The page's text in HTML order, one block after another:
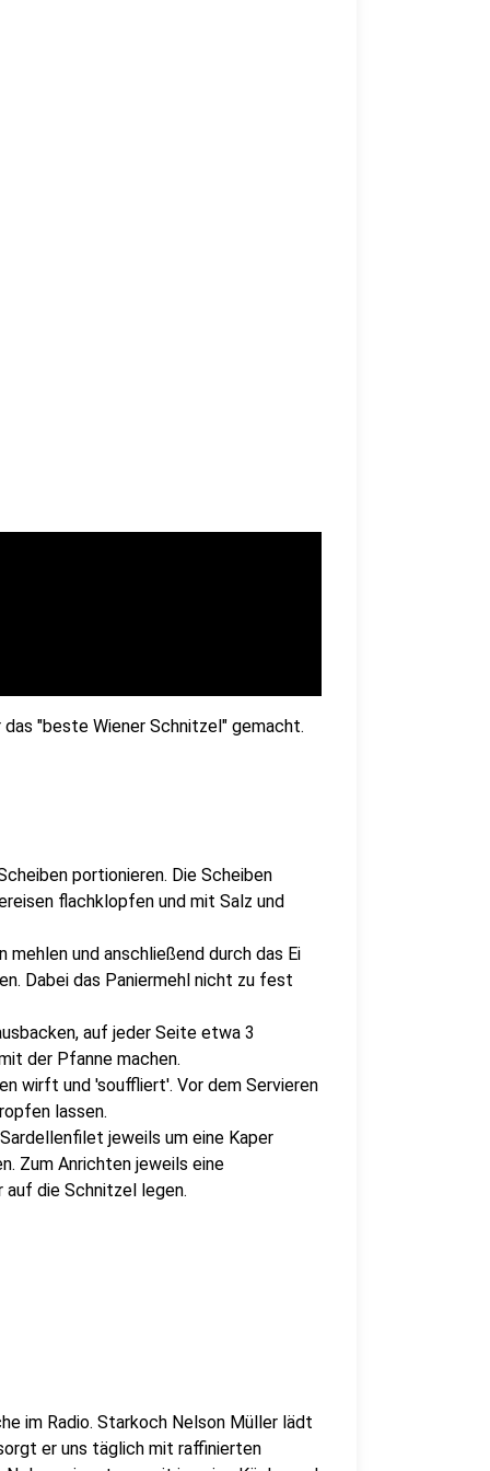
"beste Wiener Schnitzel" gemacht.
portionieren. Die Scheiben
flachklopfen und mit Salz und
und anschließend durch das Ei
Dabei das Paniermehl nicht zu fest
auf jeder Seite etwa 3
der Pfanne machen.
wirft und 'souffliert'. Vor dem Servieren
lassen.
jeweils um eine Kaper
Zum Anrichten jeweils eine
die Schnitzel legen.
im Radio. Starkoch Nelson Müller lädt
er uns täglich mit raffinierten